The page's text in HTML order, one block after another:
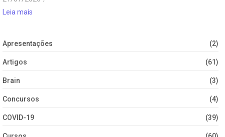
Leia mais
Apresentações (2)
Artigos (61)
Brain (3)
Concursos (4)
COVID-19 (39)